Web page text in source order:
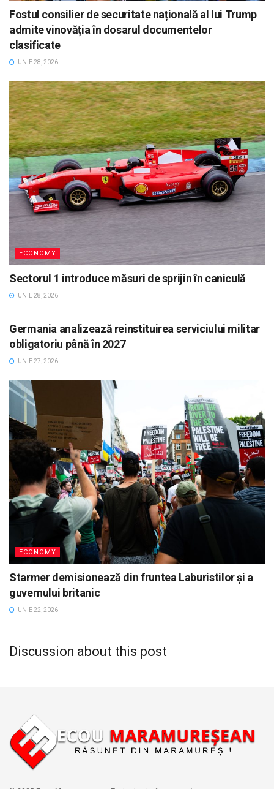
Fostul consilier de securitate națională al lui Trump
admite vinovăția în dosarul documentelor
clasificate
IUNIE 28, 2026
ECONOMY
Sectorul 1 introduce măsuri de sprijin în caniculă
IUNIE 28, 2026
Germania analizează reinstituirea serviciului militar
obligatoriu până în 2027
IUNIE 27, 2026
ECONOMY
Starmer demisionează din fruntea Laburistilor și a
guvernului britanic
IUNIE 22, 2026
Discussion about this post